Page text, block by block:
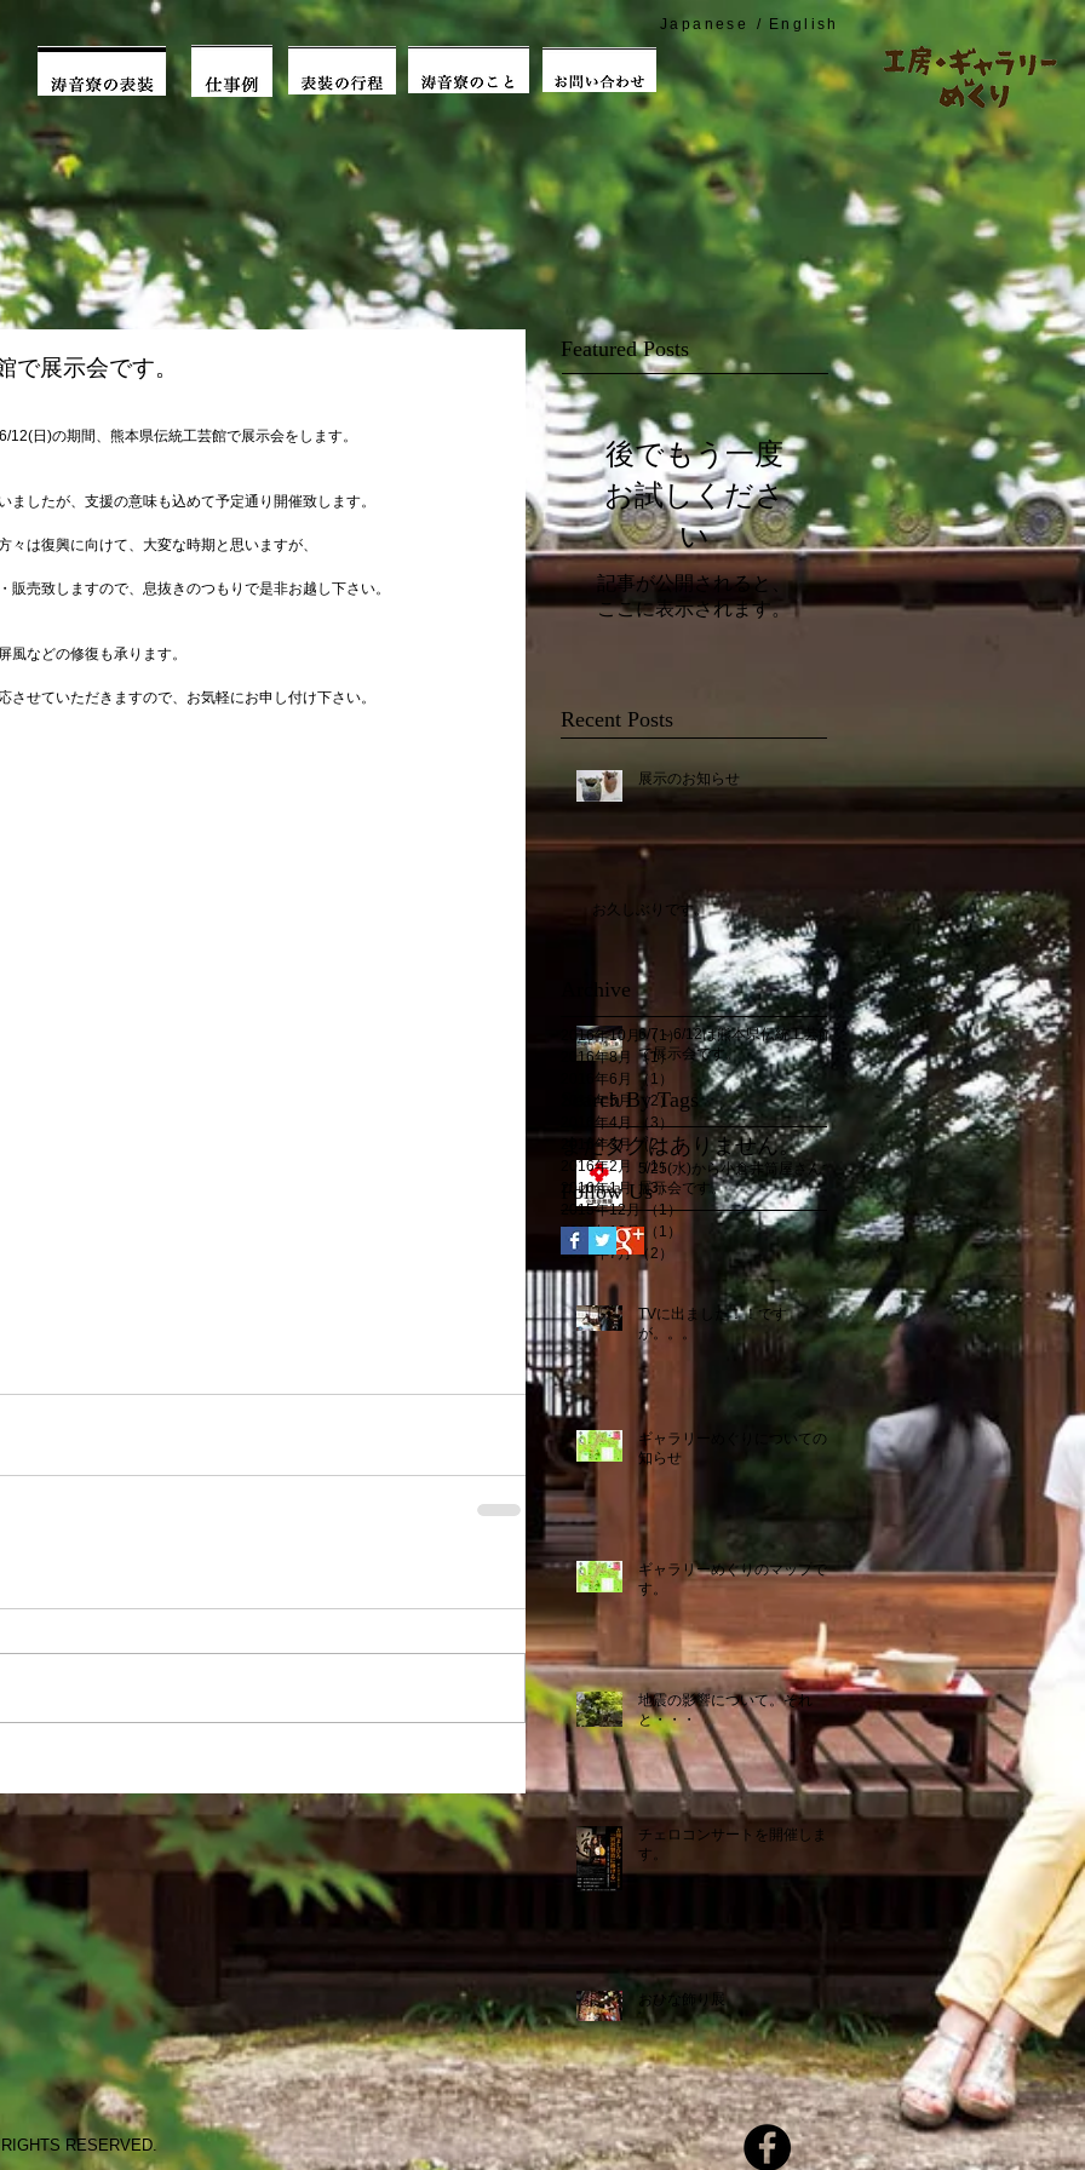
Japanese / English
で展示会です。
日)の期間、熊本県伝統工芸館で展示会をします。
したが、支援の意味も込めて予定通り開催致します。
は復興に向けて、大変な時期と思いますが、
売致しますので、息抜きのつもりで是非お越し下さい。
風などの修復も承ります。
せていただきますので、お気軽にお申し付け下さい。
Featured Posts
後でもう一度
お試しくださ
い
記事が公開されると、
ここに表示されます。
Recent Posts
展示のお知らせ
お久しぶりです。
6/7～6/12は熊本県伝統工芸館
で展示会です。
5/25(水)から小倉井筒屋さんで
展示会です。
TVに出ました！！です
が。。。
ギャラリーめぐりについてのお
知らせ
ギャラリーめぐりのマップで
す。
地震の影響について。それ
と・・・
チェロコンサートを開催しま
す。
おひな飾り展
Follow Us
まだタグはありません。
Search By Tags
2016年10月 （1）1件の記事
2016年8月
（1）1件の記事
2016年6月
（1）
1件の記事
2016年5月 （2）2件の記事
2016年4月 （3）3件の記事
2016年3月 （2）2件の記事
2016年2月
（1）1件の記事
2016年1月 （3）3件の記事
2015年12月 （1）1件の記事
2015年10月
（1）
1件の記事
2015年7月 （2） 2件の記事
Archive
RESERVED.